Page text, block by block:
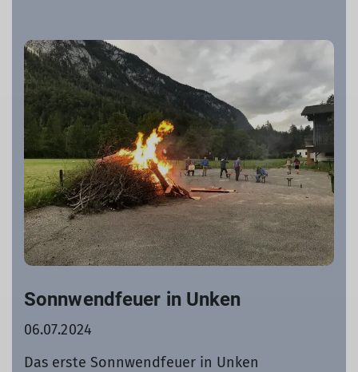
Sonnwendfeuer in Unken
06.07.2024
Das erste Sonnwendfeuer in Unken